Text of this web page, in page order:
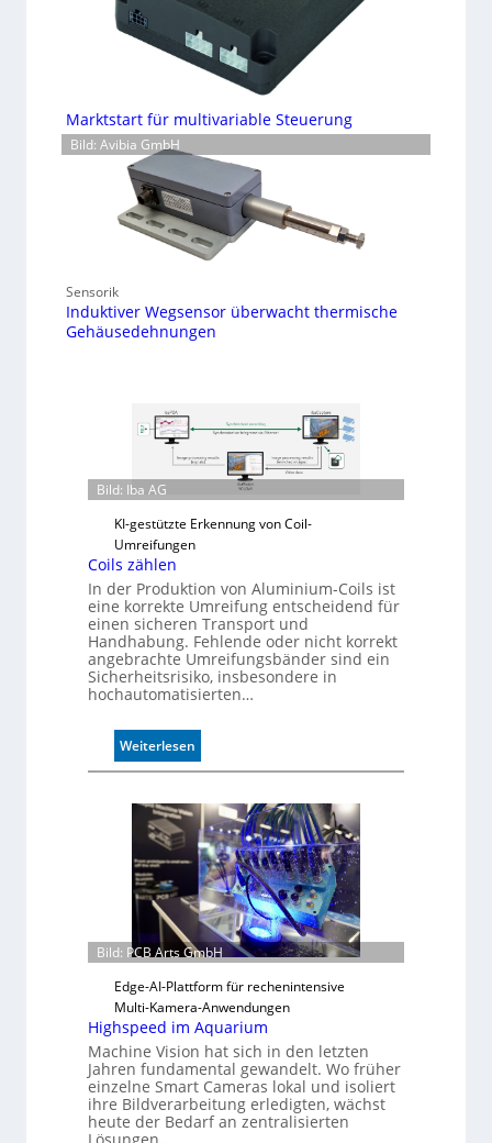
Marktstart für multivariable Steuerung
Bild: Avibia GmbH
Sensorik
Induktiver Wegsensor überwacht thermische
Gehäusedehnungen
Bild: Iba AG
KI-gestützte Erkennung von Coil-
Umreifungen
Coils zählen
In der Produktion von Aluminium-Coils ist
eine korrekte Umreifung entscheidend für
einen sicheren Transport und
Handhabung. Fehlende oder nicht korrekt
angebrachte Umreifungsbänder sind ein
Sicherheitsrisiko, insbesondere in
hochautomatisierten…
Weiterlesen:
C
i
l
s
z
ä
h
e
Bild: PCB Arts GmbH
Edge-AI-Plattform für rechenintensive
Multi-Kamera-Anwendungen
Highspeed im Aquarium
Machine Vision hat sich in den letzten
Jahren fundamental gewandelt. Wo früher
einzelne Smart Cameras lokal und isoliert
ihre Bildverarbeitung erledigten, wächst
heute der Bedarf an zentralisierten
Lösungen,…